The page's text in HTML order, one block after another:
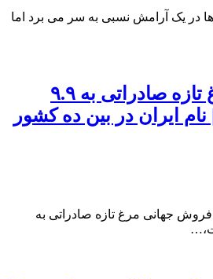
در یک آرامش نسبی به سر می برد اما
فروش جهانی مرغ تازه صادراتی به ۹.۹
نام ایران در بین ده کشور
در حالی که در سال ۲۰۲۴ فروش جهانی مرغ تازه صادراتی به